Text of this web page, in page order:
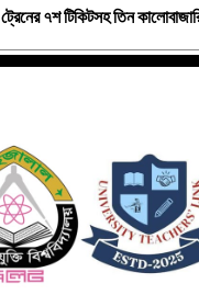
ট্রেনের ৭শ টিকিটসহ তিন